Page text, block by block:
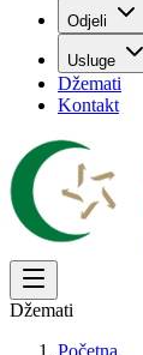
Odjeli
Usluge
Džemati
Kontakt
Džemati
Početna